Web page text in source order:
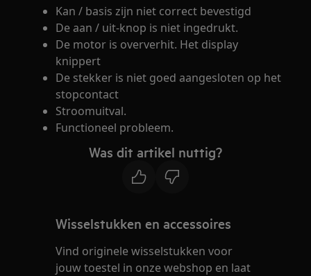
Kan / basis zijn niet correct bevestigd
De aan / uit-knop is niet ingedrukt.
De motor is oververhit. Het display
knippert
De stekker is niet goed aangesloten op het
stopcontact
Stroomuitval.
Functioneel probleem.
Was dit artikel nuttig?
Wisselstukken en accessoires
Vind originele wisselstukken voor
jouw toestel in onze webshop en laat